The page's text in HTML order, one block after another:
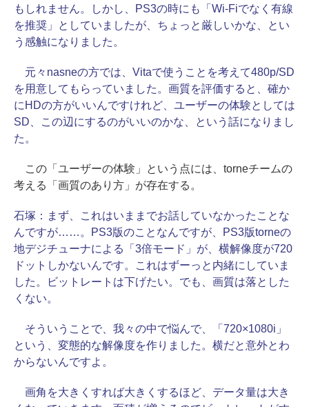
もしれません。しかし、PS3の時にも「Wi-Fiでなく有線
を推奨」としていましたが、ちょっと厳しいかな、とい
う感触になりました。
元々nasneの方では、Vitaで使うことを考えて480p/SD
を用意してもらっていました。画質を評価すると、確か
にHDの方がいいんですけれど、ユーザーの体験としては
SD、この辺にするのがいいのかな、という話になりまし
た。
この「ユーザーの体験」という点には、torneチームの
考える「画質のあり方」が存在する。
石塚： まず、これはいままでお話していなかったことな
んですが……。PS3版のことなんですが、PS3版torneの
地デジチューナによる「3倍モード」が、横解像度が720
ドットしかないんです。これはずーっと内緒にしていま
した。ビットレートは下げたい。でも、画質は落とした
くない。
そういうことで、我々の中で悩んで、「720×1080i」
という、変態的な解像度を作りました。横だと意外とわ
からないんですよ。
画角を大きくすれば大きくするほど、データ量は大き